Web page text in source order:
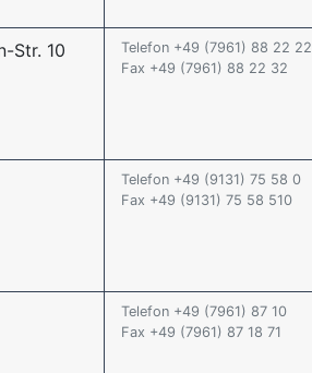
Str. 10
Telefon +49 (7961) 88 22 22
Fax +49 (7961) 88 22 32
Telefon +49 (9131) 75 58 0
Fax +49 (9131) 75 58 510
Telefon +49 (7961) 87 10
Fax +49 (7961) 87 18 71